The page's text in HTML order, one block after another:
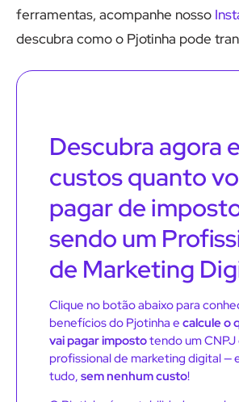
ferramentas, acompanhe nosso
descubra como o Pjotinha pode
Descubra agora
custos quanto
pagar de
sendo um
de Marketing
Clique no botão abaixo para
benefícios do Pjotinha e calcule o
vai pagar impostotendo um CNPJ
profissional de marketing digital —
tudo, sem nenhum custo!